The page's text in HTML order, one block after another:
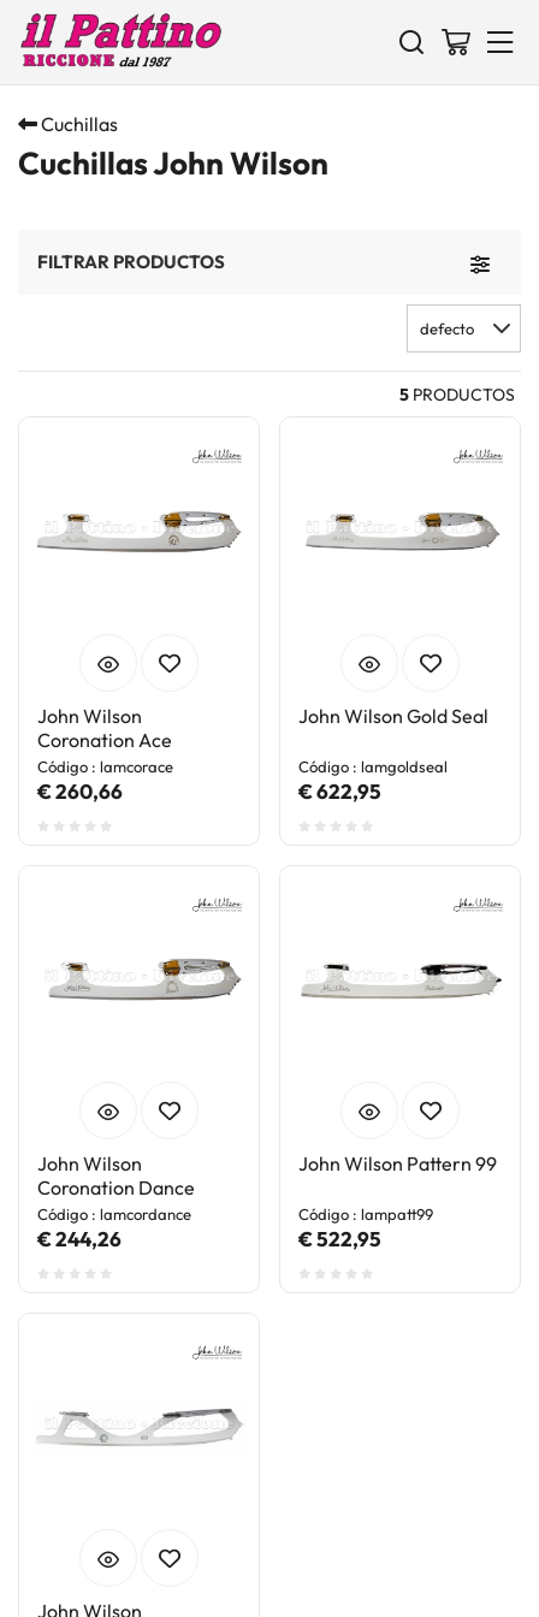
Cuchillas
Cuchillas John Wilson
Toggle
FILTRAR PRODUCTOS
defecto
5 PRODUCTOS
John Wilson
Coronation Ace
Código : lamcorace
€ 260,66
John Wilson Gold Seal
Código : lamgoldseal
€ 622,95
John Wilson
Coronation Dance
Código : lamcordance
€ 244,26
John Wilson Pattern 99
Código : lampatt99
€ 522,95
John Wilson